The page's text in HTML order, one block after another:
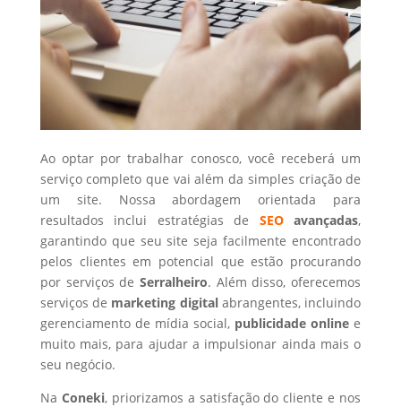
Ao optar por trabalhar conosco, você receberá um
serviço completo que vai além da simples criação de
um site. Nossa abordagem orientada para
resultados inclui estratégias de SEOavançadas,
garantindo que seu site seja facilmente encontrado
pelos clientes em potencial que estão procurando
por serviços de Serralheiro. Além disso, oferecemos
serviços de marketing digital abrangentes, incluindo
gerenciamento de mídia social, publicidade online e
muito mais, para ajudar a impulsionar ainda mais o
seu negócio.
Na Coneki, priorizamos a satisfação do cliente e nos